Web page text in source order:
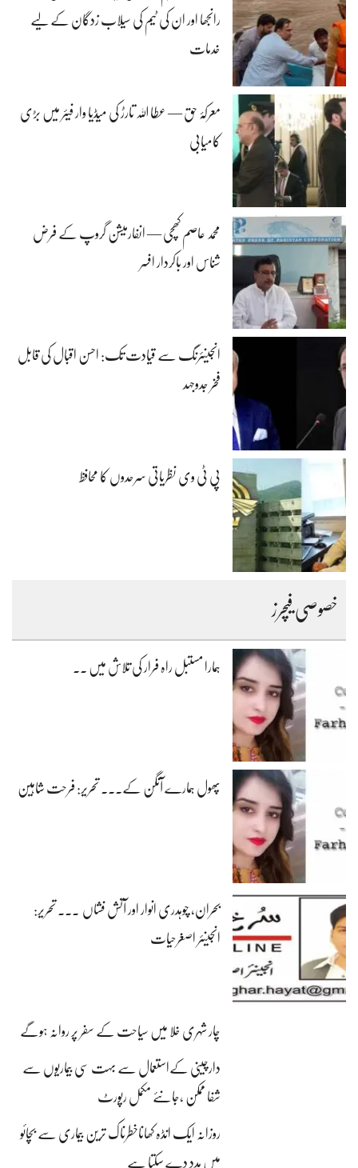
رانجھا اور ان کی ٹیم کی سیلاب زدگان کے لیے
خدمات
معرکۂ حق — عطا اللہ تارڑ کی میڈیا وار فیئر میں بڑی
کامیابی
محمد عاصم کھچی — انفارمیشن گروپ کے فرض
شناس اور باکردار افسر
انجینئرنگ سے قیادت تک: احسن اقبال کی قابل
فخر جدوجہد
پی ٹی وی نظریاتی سرحدوں کا محافظ
خصوصی فیچرز
ہمارا مستبل راہ فرار کی تلاش میں ۔۔
پھول ہمارے آنگن کے۔۔۔ تحریر: فرحت شاہین
بحران، چوہدری انوار اور آتش فشاں ۔۔۔ تحریر:
انجینئر اصغرحیات
چار شہری خلا میں سیاحت کے سفر پر روانہ ہوگے
دارچینی کےاستعمال سے بہت سی بیماریوں سے
شفا ممکن ،جانئے مکمل رپورٹ
روزانہ ایک انڈہ کھاناخطرناک ترین بیماری سے بچائو
میں مدد دے سکتا ہے